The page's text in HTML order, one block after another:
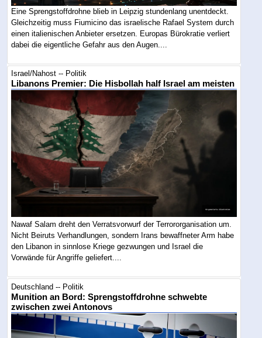
Eine Sprengstoffdrohne blieb in Leipzig stundenlang unentdeckt.
Gleichzeitig muss Fiumicino das israelische Rafael System durch
einen italienischen Anbieter ersetzen. Europas Bürokratie verliert
dabei die eigentliche Gefahr aus den Augen....
Israel/Nahost -- Politik
Libanons Premier: Die Hisbollah half Israel am meisten
Nawaf Salam dreht den Verratsvorwurf der Terrororganisation um.
Nicht Beiruts Verhandlungen, sondern Irans bewaffneter Arm habe
den Libanon in sinnlose Kriege gezwungen und Israel die
Vorwände für Angriffe geliefert....
Deutschland -- Politik
Munition an Bord: Sprengstoffdrohne schwebte
zwischen zwei Antonovs